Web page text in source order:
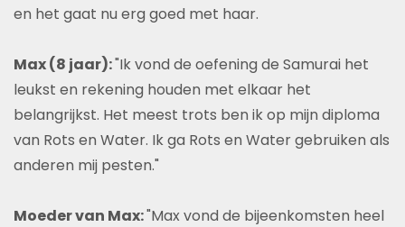
en het gaat nu erg goed met haar.
Max (8 jaar):"Ik vond de oefening de Samurai het
leukst en rekening houden met elkaar het
belangrijkst. Het meest trots ben ik op mijn diploma
van Rots en Water. Ik ga Rots en Water gebruiken als
anderen mij pesten."
Moeder van Max:"Max vond de bijeenkomsten heel